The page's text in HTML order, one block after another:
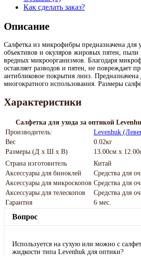
Как сделать заказ?
Описание
Салфетка из микрофибры предназначена для
объективов и окуляров жировых пятен,
вредных микроорганизмов. Благодаря
оставляет разводов и пятен, не повреждает
антибликовое покрытия линз. Предназначена
многократного использования. Размеры
Характеристики
Салфетка для ухода за оптикой
Производитель:
Levenhuk
Вес
0.02кг
Размеры (Д х Ш х В)
13.00см x
Страна изготовитель
Китай
Аксессуары для биноклей
Средства для
Аксессуары для микроскопов Средства для
Аксессуары для телескопов
Средства для
Гарантия
6 мес.
Вопрос
Используется на сухую или можно с
жидкости типа Levenhuk для оптики?